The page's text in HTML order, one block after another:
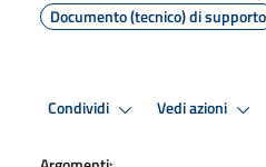
Documento (tecnico) di supporto
Condividi Vedi azioni